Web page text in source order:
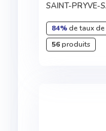
SAINT-PRYVE-
84%de taux
56produits